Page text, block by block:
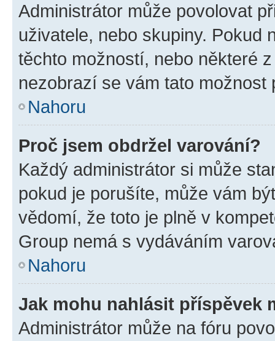
Administrátor může povolovat
uživatele, nebo skupiny. Pokud
těchto možností, nebo některé
nezobrazí se vám tato
Nahoru
Proč jsem obdržel varování?
Každý administrátor si může
pokud je porušíte, může vám
vědomí, že toto je plně v
Group nemá s vydáváním
Nahoru
Jak mohu nahlásit příspěvek
Administrátor může na fóru